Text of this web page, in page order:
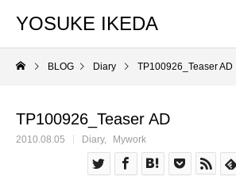
YOSUKE IKEDA
BLOG Diary TP100926_Teaser AD
TP100926_Teaser AD
2010.08.05 Diary Mywork